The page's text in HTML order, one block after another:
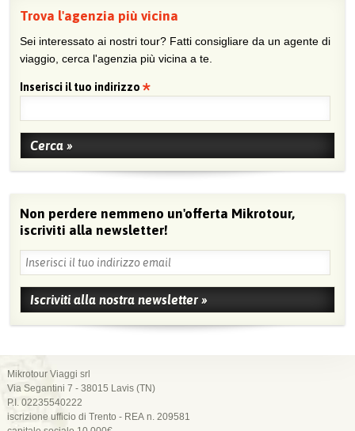
Trova l'agenzia più vicina
Sei interessato ai nostri tour? Fatti consigliare da un agente di
viaggio, cerca l'agenzia più vicina a te.
Inserisci il tuo indirizzo
Non perdere nemmeno un'offerta Mikrotour,
iscriviti alla newsletter!
Mikrotour Viaggi srl
Via Segantini 7 - 38015 Lavis (TN)
P.I. 02235540222
iscrizione ufficio di Trento - REA n. 209581